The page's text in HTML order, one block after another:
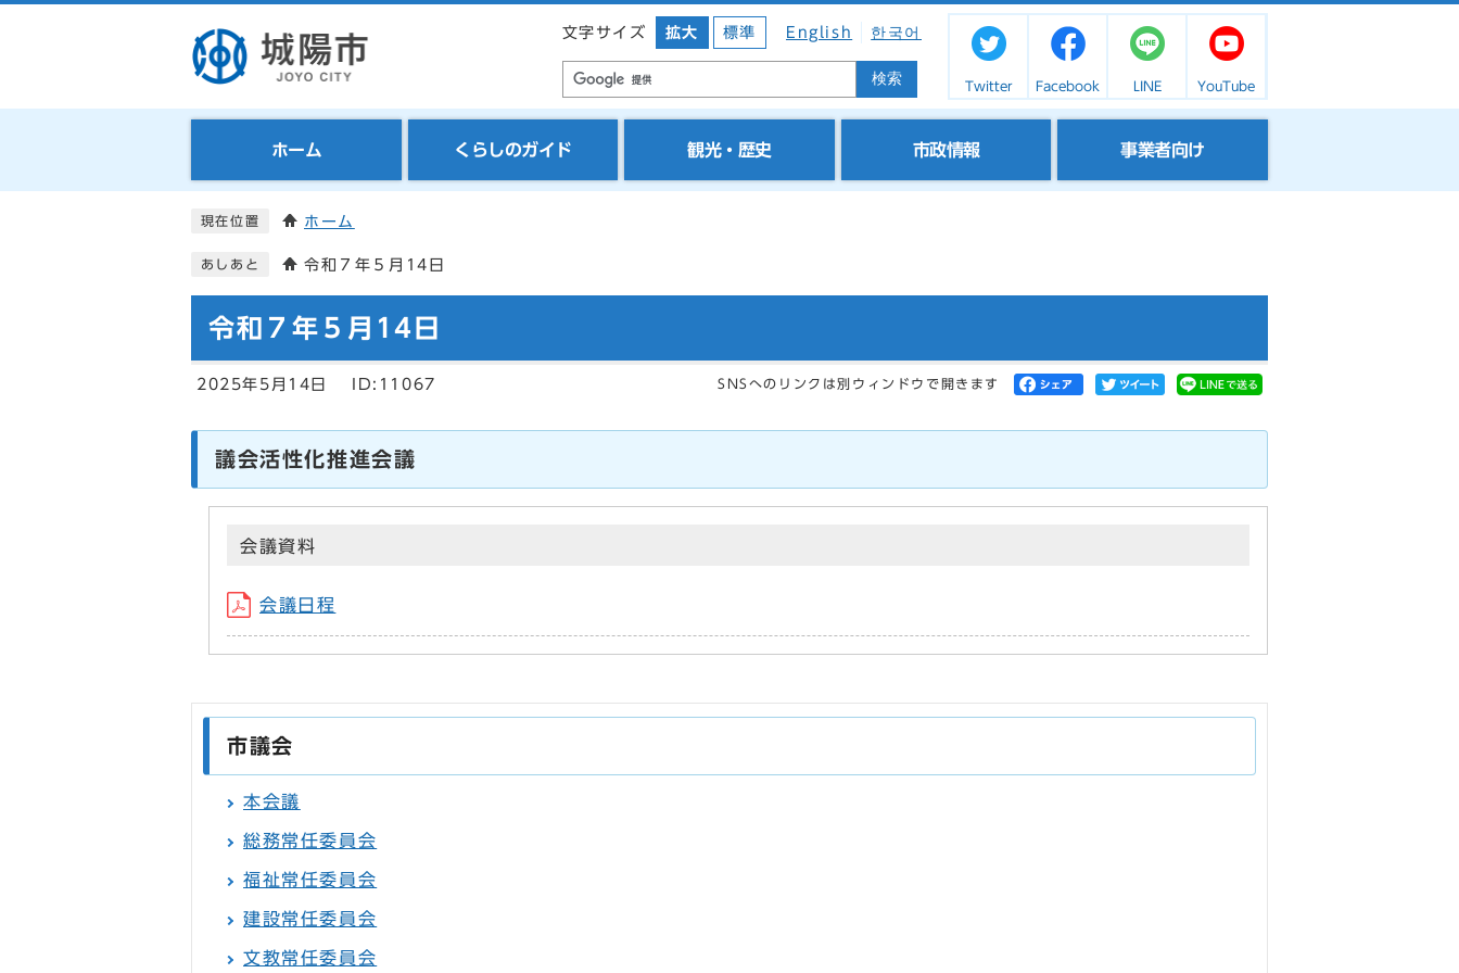
文字サイズ 拡大 標準 English 한국어
検索 Twitter Facebook LINE YouTube
ホーム くらしのガイド 観光・歴史 市政情報 事業者向け
現在位置 ホーム
あしあと 令和７年５月14日
令和７年５月14日
2025年5月14日 ID:11067 SNSへのリンクは別ウィンドウで開きます
議会活性化推進会議
会議資料
会議日程
市議会
本会議
総務常任委員会
福祉常任委員会
建設常任委員会
文教常任委員会